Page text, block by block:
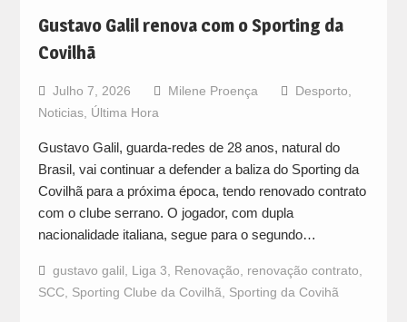
Gustavo Galil renova com o Sporting da
Covilhã
Julho 7, 2026 Milene Proença Desporto,
Noticias, Última Hora
Gustavo Galil, guarda-redes de 28 anos, natural do
Brasil, vai continuar a defender a baliza do Sporting da
Covilhã para a próxima época, tendo renovado contrato
com o clube serrano. O jogador, com dupla
nacionalidade italiana, segue para o segundo…
gustavo galil, Liga 3, Renovação, renovação contrato,
SCC, Sporting Clube da Covilhã, Sporting da Covihã